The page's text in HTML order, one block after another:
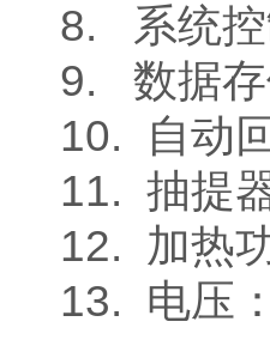
8. 系统控
9. 数据存
10. 自动
11. 抽提
12. 加热
13. 电压